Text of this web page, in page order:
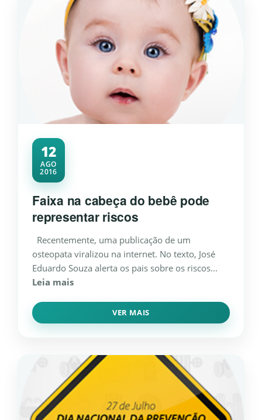
12
AGO
2016
Faixa na cabeça do bebê pode
representar riscos
Recentemente, uma publicação de um
osteopata viralizou na internet. No texto, José
Eduardo Souza alerta os pais sobre os riscos...
Leia mais
VER MAIS